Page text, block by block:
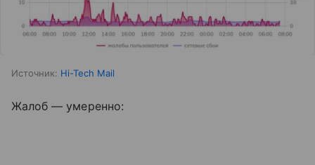
Источник: Hi-Tech Mail
Жалоб — умеренно: